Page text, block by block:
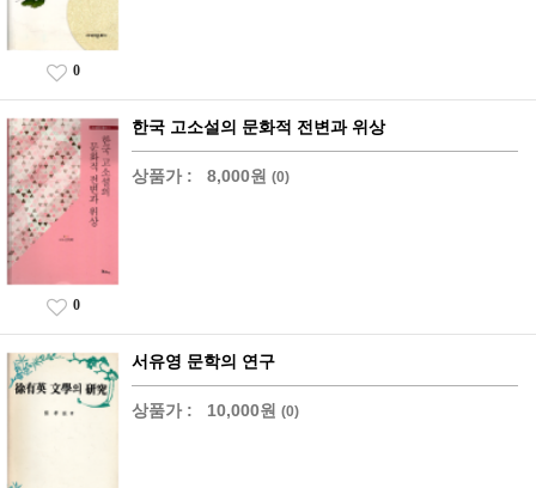
0
한국 고소설의 문화적 전변과 위상
상품가 : 8,000원 (0)
0
서유영 문학의 연구
상품가 : 10,000원 (0)